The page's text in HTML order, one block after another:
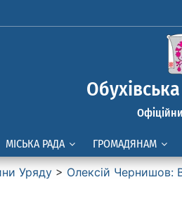
МІСЬКА РАДА ГРОМАДЯНАМ
Уряду > Олексій Чернишов: